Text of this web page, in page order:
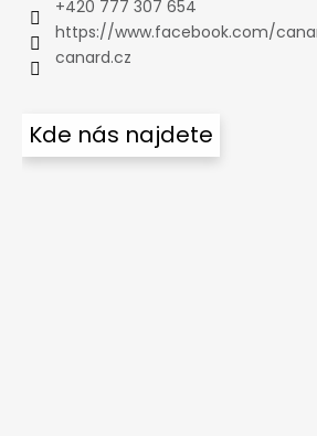
+420 777 307 654
https://www.facebook.com/
canard.cz
Kde nás najdete